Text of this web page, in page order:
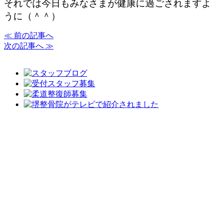
それでは今日もみなさまが健康に過ごされますよ
うに（＾＾）
≪ 前の記事へ
次の記事へ ≫